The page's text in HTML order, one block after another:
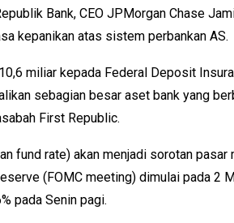
Bank, CEO JPMorgan Chase
kepanikan atas sistem perbankan AS.
miliar kepada Federal Deposit
sebagian besar aset bank yang
First Republic.
fund rate) akan menjadi sorotan
(FOMC meeting) dimulai pada 2
pada Senin pagi.